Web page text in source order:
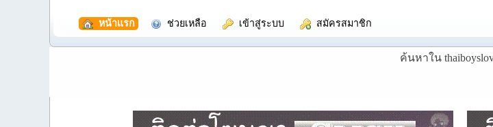
หน้าแรก ช่วยเหลือ เข้าสู่ระบบ สมัครสมาชิก
ค้นหาใน